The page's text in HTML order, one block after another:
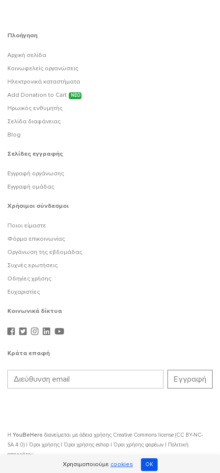
Χρησιμοποιούμε cookies OK
Πλοήγηση
Αρχική σελίδα
Κοινωφελείς οργανώσεις
Ηλεκτρονικά καταστήματα
Add Donation to Cart
ΝΕΟ
Ηρωικός ενθυμητής
Σελίδα διαφάνειας
Blog
Σελίδες εγγραφής
Εγγραφή οργάνωσης
Εγγραφή ομάδας
Χρήσιμοι σύνδεσμοι
Ποιοι είμαστε
Φόρμα επικοινωνίας
Οργάνωση της εβδομάδας
Συχνές ερωτήσεις
Οδηγίες χρήσης
Ευχαριστίες
Κοινωνικά δίκτυα
Κράτα επαφή
Η YouBeHero διανείμεται με άδεια χρήσης Creative Commons license (CC BY-NC-
SA 4.0)
Όροι χρήσης Όροι χρήσης eshop Όροι χρήσης φορέων
Πολιτική
απορρήτου